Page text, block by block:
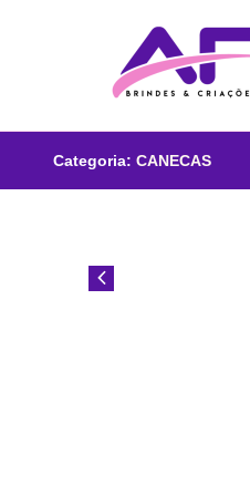
Categoria: CANECAS